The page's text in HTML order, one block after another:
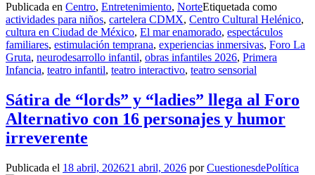
Publicada en Centro, Entretenimiento, NorteEtiquetada como
actividades para niños, cartelera CDMX, Centro Cultural Helénico,
cultura en Ciudad de México, El mar enamorado, espectáculos
familiares, estimulación temprana, experiencias inmersivas, Foro La
Gruta, neurodesarrollo infantil, obras infantiles 2026, Primera
Infancia, teatro infantil, teatro interactivo, teatro sensorial
Sátira de “lords” y “ladies” llega al Foro
Alternativo con 16 personajes y humor
irreverente
Publicada el 18 abril, 202621 abril, 2026 porCuestionesdePolítica